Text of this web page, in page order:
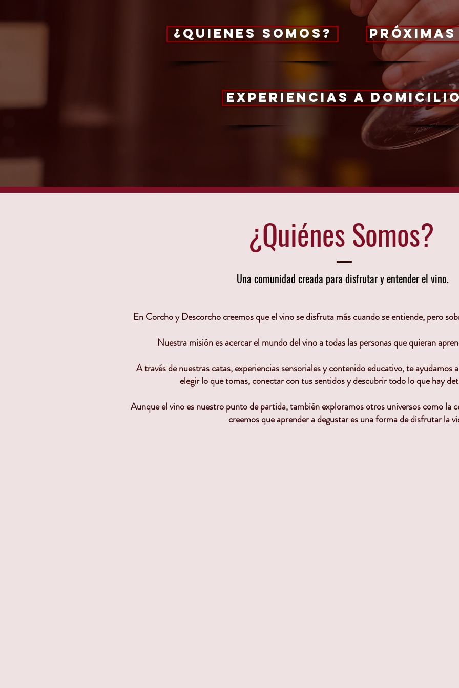
¿Quienes somos? próximas
EXPERIENCIAS A
¿Quiénes Somos?
Una comunidad creada para disfrutar y entender el vino.
En Corcho y Descorcho creemos que el vino se disfruta más cuando se entiende, pero
Nuestra misión es acercar el mundo del vino a todas las personas que quieran
A través de nuestras catas, experiencias sensoriales y contenido educativo, te ayudamos
elegir lo que tomas, conectar con tus sentidos y descubrir todo lo que hay
Aunque el vino es nuestro punto de partida, también exploramos otros universos como la
creemos que aprender a degustar es una forma de disfrutar la